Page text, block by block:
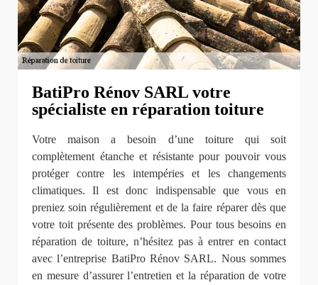
BatiPro Rénov SARL votre
spécialiste en réparation toiture
Votre maison a besoin d’une toiture qui soit
complètement étanche et résistante pour pouvoir vous
protéger contre les intempéries et les changements
climatiques. Il est donc indispensable que vous en
preniez soin régulièrement et de la faire réparer dès que
votre toit présente des problèmes. Pour tous besoins en
réparation de toiture, n’hésitez pas à entrer en contact
avec l’entreprise BatiPro Rénov SARL. Nous sommes
en mesure d’assurer l’entretien et la réparation de votre